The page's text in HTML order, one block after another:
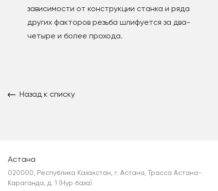
зависимости от конструкции станка и ряда
других факторов резьба шлифуется за два-
четыре и более прохода.
Назад к списку
Астана
020000, Республика Казахстан, г. Астана, Трасса Астана-
Караганда, д. 1 (Нур база)